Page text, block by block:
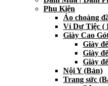
Phụ Kiện
Áo choàng
Ví Dự Tiệc (
Giày Cao
Giày
Giày
Giày
Nội Y (Bán)
Trang sức